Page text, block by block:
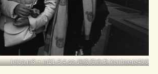
leica m3 + m21 3.4 sa 超级安古龙 kentmere400